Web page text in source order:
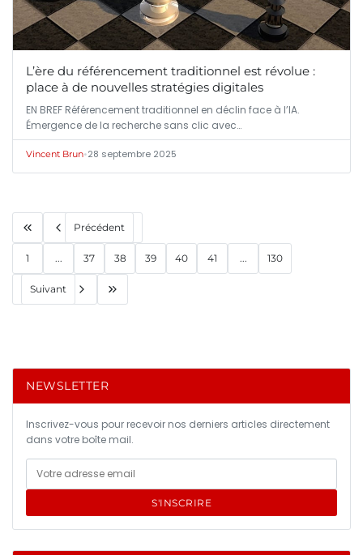
L’ère du référencement traditionnel est révolue :
place à de nouvelles stratégies digitales
EN BREF Référencement traditionnel en déclin face à l’IA.
Émergence de la recherche sans clic avec…
Vincent Brun•28 septembre 2025
Précédent
1 ... 37 38 39 40 41 ... 130
Suivant
NEWSLETTER
Inscrivez-vous pour recevoir nos derniers articles directement
dans votre boîte mail.
S'INSCRIRE